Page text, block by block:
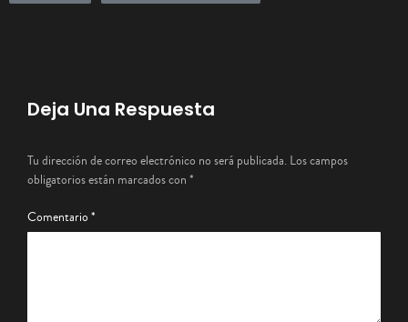
Deja Una Respuesta
Tu dirección de correo electrónico no será publicada. Los campos
obligatorios están marcados con *
Comentario *